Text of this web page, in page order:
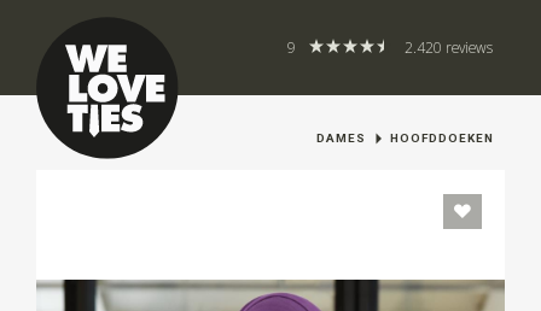
9 2.420 reviews
DAMES HOOFDDOEKEN